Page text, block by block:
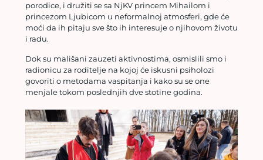
porodice, i družiti se sa NjKV princem Mihailom i
princezom Ljubicom u neformalnoj atmosferi, gde će
moći da ih pitaju sve što ih interesuje o njihovom životu
i radu.
Dok su mališani zauzeti aktivnostima, osmislili smo i
radionicu za roditelje na kojoj će iskusni psiholozi
govoriti o metodama vaspitanja i kako su se one
menjale tokom poslednjih dve stotine godina.